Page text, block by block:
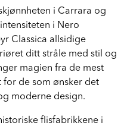
i Carrara og
i Nero
Classica allsidige
ditt stråle med stil og
magien fra de mest
for de som ønsker det
moderne design.
flisfabrikkene i